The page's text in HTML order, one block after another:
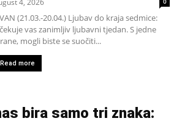
4, 2026
(21.03.-20.04.) Ljubav do kraja sedmice:
vas zanimljiv ljubavni tjedan. S jedne
mogli biste se suočiti...
Read more
bira samo tri znaka: